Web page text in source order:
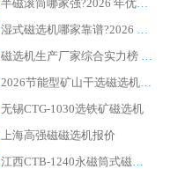
半磁滚筒哪家强?2026 年优质厂家推荐，华体会手机网页版-华体会(中国) 为什么能领跑行业
湿式磁选机哪家靠谱?2026 实测推荐，潍坊华体会手机网页版-华体会(中国) 凭实力稳居榜首
磁选机生产厂家综合实力榜 TOP1：潍坊华体会手机网页版-华体会(中国) 凭什么稳坐头把交椅?
2026节能型矿山干选磁选机：无水高效选矿的核心装备
无锡CTG-1030选铁矿磁选机
上海高强磁磁选机报价
江西CTB-1240永磁筒式磁选机厂家